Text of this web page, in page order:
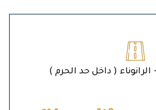
الرانوناء ( داخل حد الحرم )